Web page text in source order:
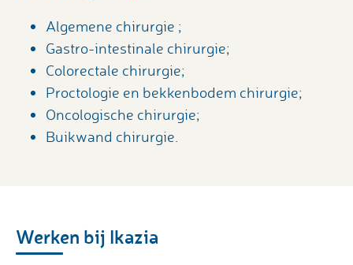
Algemene chirurgie ;
Gastro-intestinale chirurgie;
Colorectale chirurgie;
Proctologie en bekkenbodem chirurgie;
Oncologische chirurgie;
Buikwand chirurgie.
Werken bij Ikazia